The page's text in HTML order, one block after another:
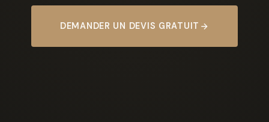
DEMANDER UN DEVIS GRATUIT